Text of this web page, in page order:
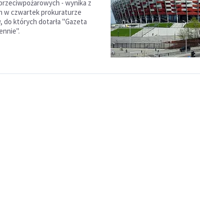
- wynika z
w czwartek prokuraturze
do których dotarła "Gazeta